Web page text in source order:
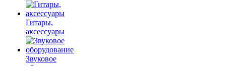
Гитары,
аксессуары
Звуковое